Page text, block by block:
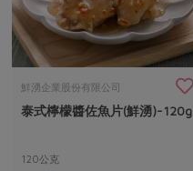
鮮湧企業股份有限公司
泰式檸檬醬佐魚片(鮮湧)-120g
120公克